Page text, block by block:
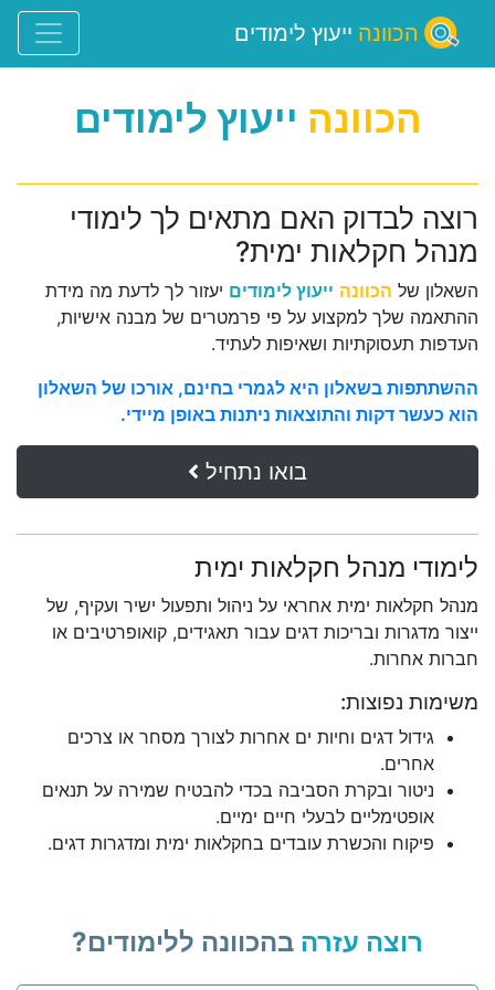
הכוונה ייעוץ לימודים
הכוונה ייעוץ לימודים
רוצה לבדוק האם מתאים לך לימודי
מנהל חקלאות ימית?
השאלון של הכוונה ייעוץ לימודים יעזור לך לדעת מה מידת
ההתאמה שלך למקצוע על פי פרמטרים של מבנה אישיות,
העדפות תעסוקתיות ושאיפות לעתיד.
ההשתתפות בשאלון היא לגמרי בחינם, אורכו של השאלון
הוא כעשר דקות והתוצאות ניתנות באופן מיידי.
בואו נתחיל
לימודי מנהל חקלאות ימית
מנהל חקלאות ימית אחראי על ניהול ותפעול ישיר ועקיף, של
ייצור מדגרות ובריכות דגים עבור תאגידים, קואופרטיבים או
חברות אחרות.
משימות נפוצות:
גידול דגים וחיות ים אחרות לצורך מסחר או צרכים
אחרים.
ניטור ובקרת הסביבה בכדי להבטיח שמירה על תנאים
אופטימליים לבעלי חיים ימיים.
פיקוח והכשרת עובדים בחקלאות ימית ומדגרות דגים.
רוצה עזרה בהכוונה ללימודים?